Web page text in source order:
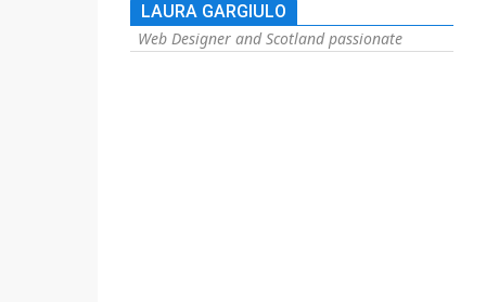
LAURA GARGIULO
Web Designer and Scotland passionate